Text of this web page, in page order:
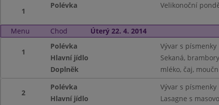
1
Polévka Velikonoční
Menu Chod Úterý 22. 4. 2014
1
Polévka
Vývar s písmenky
Hlavní jídlo
Sekaná,
Doplněk
mléko, čaj,
2
Polévka
Vývar s písmenky
Hlavní jídlo
Lasagne s